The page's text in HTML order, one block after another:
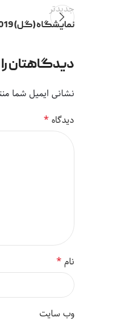
جدیدتر
نمایشگاه (گل) IFTF 2019 هلند
دیدگاهتان
نشانی ایمیل شما
دیدگاه*
نام*
وب‌ سایت